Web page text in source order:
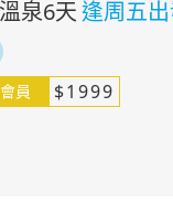
泉6天逢周五
會員 $1999